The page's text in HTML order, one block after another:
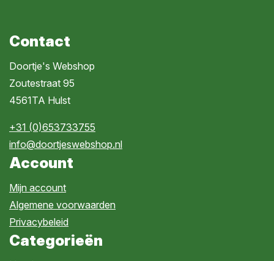
Contact
Doortje's Webshop
Zoutestraat 95
4561TA Hulst
+31 (0)653733755
info@doortjeswebshop.nl
Account
Mijn account
Algemene voorwaarden
Privacybeleid
Categorieën